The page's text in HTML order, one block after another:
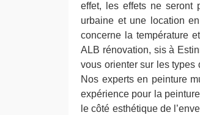
effet, les effets ne seront
urbaine et une location
concerne la température
ALB rénovation, sis à
vous orienter sur les types
Nos experts en peinture
expérience pour la
le côté esthétique de